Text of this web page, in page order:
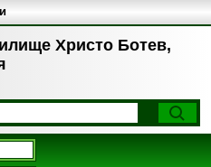
Христо Ботев,